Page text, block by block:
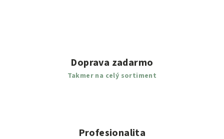
Doprava zadarmo
Takmer na celý sortiment
Profesionalita